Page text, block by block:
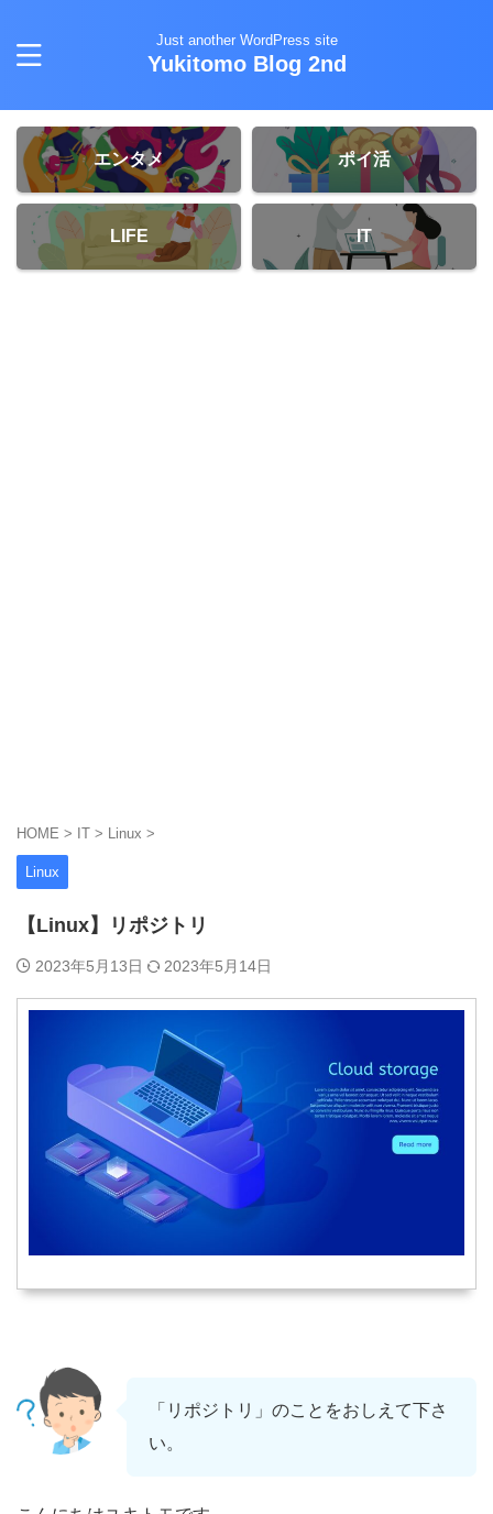
Just another WordPress site
Yukitomo Blog 2nd
エンタメ ポイ活
LIFE IT
HOME > IT > Linux >
Linux
【Linux】リポジトリ
2023年5月13日 2023年5月14日
「リポジトリ」のことをおしえて下さ
い。